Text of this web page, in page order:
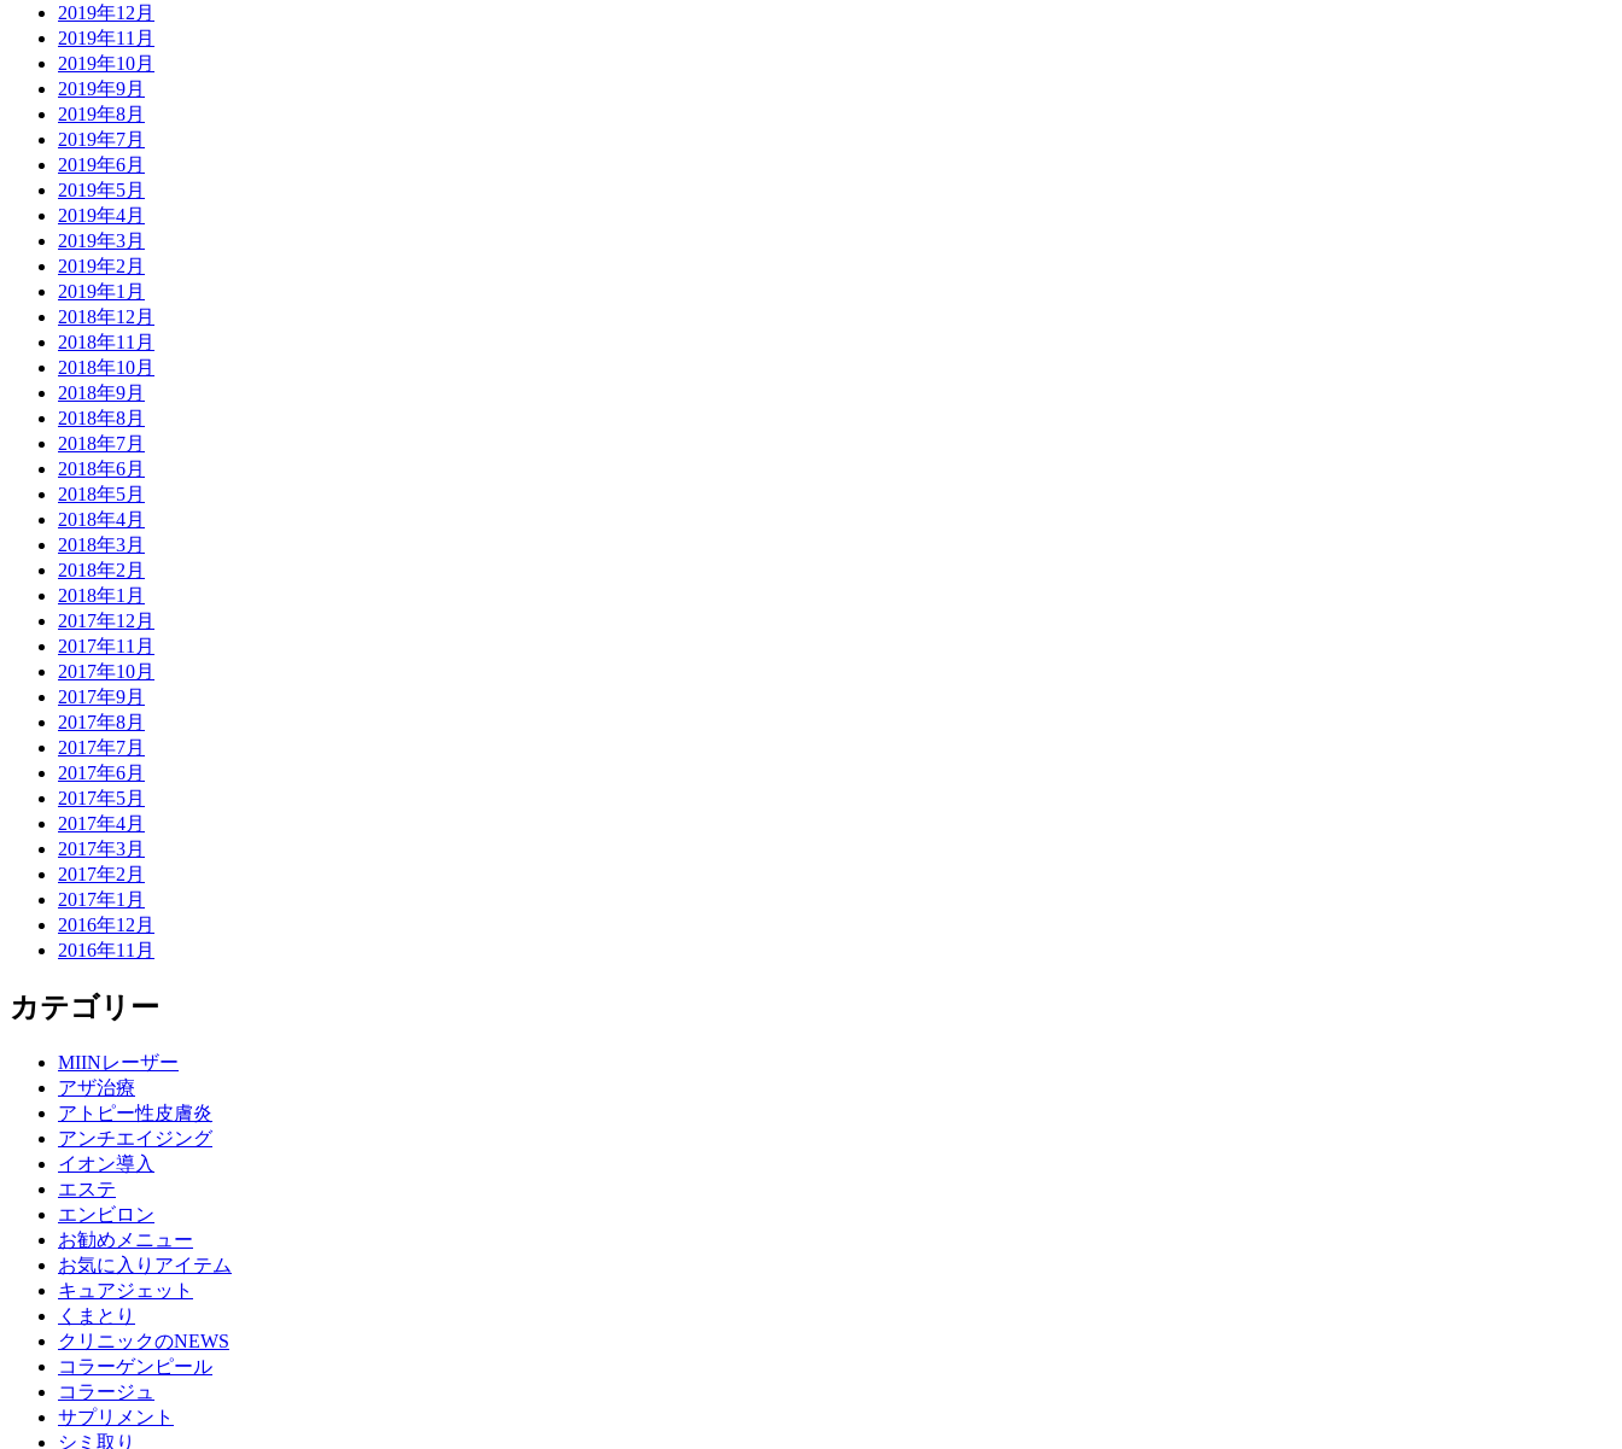
2019年12月
2019年11月
2019年10月
2019年9月
2019年8月
2019年7月
2019年6月
2019年5月
2019年4月
2019年3月
2019年2月
2019年1月
2018年12月
2018年11月
2018年10月
2018年9月
2018年8月
2018年7月
2018年6月
2018年5月
2018年4月
2018年3月
2018年2月
2018年1月
2017年12月
2017年11月
2017年10月
2017年9月
2017年8月
2017年7月
2017年6月
2017年5月
2017年4月
2017年3月
2017年2月
2017年1月
2016年12月
2016年11月
カテゴリー
MIINレーザー
アザ治療
アトピー性皮膚炎
アンチエイジング
イオン導入
エステ
エンビロン
お勧めメニュー
お気に入りアイテム
キュアジェット
くまとり
クリニックのNEWS
コラーゲンピール
コラージュ
サプリメント
シミ取り